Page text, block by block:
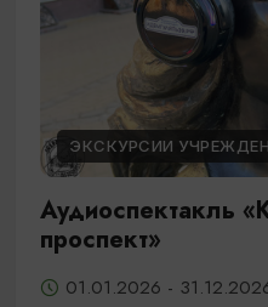
ЭКСКУРСИИ
Аудиоспектакль
проспект»
01.01.2026 -